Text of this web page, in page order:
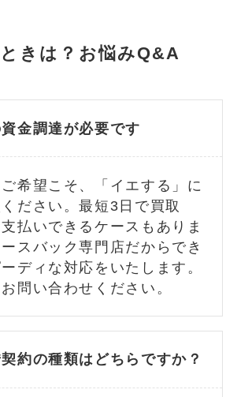
きは？お悩みQ&A
金調達が必要です
希望こそ、「イエする」に
ださい。最短3日で買取
支払いできるケースもありま
スバック専門店だからでき
ディな対応をいたします。
問い合わせください。
約の種類はどちらですか？